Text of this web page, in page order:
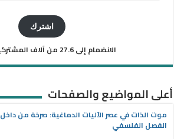
اشترك
الانضمام إلى 27.6 من آلاف المشتركين الآخرين
أعلى المواضيع والصفحات
موت الذات في عصر الآليات الدماغية: صرخة من داخل
الفصل الفلسفي